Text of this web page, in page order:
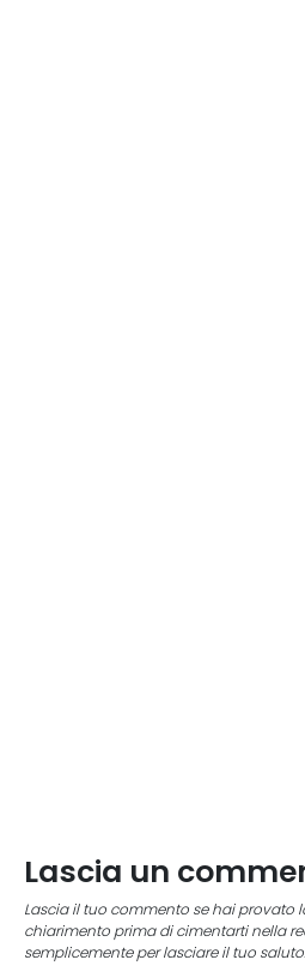
Lascia un
Lascia il tuo commento se hai provato
chiarimento prima di cimentarti nella
semplicemente per lasciare il tuo saluto.